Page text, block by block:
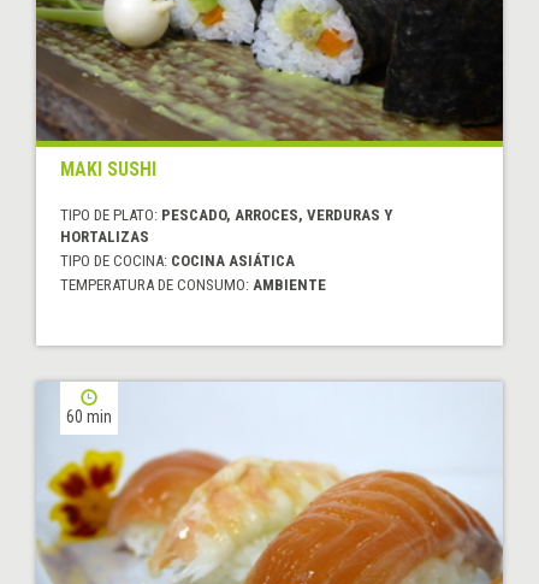
MAKI SUSHI
TIPO DE PLATO: PESCADO, ARROCES, VERDURAS Y
HORTALIZAS
TIPO DE COCINA: COCINA ASIÁTICA
TEMPERATURA DE CONSUMO: AMBIENTE
60 min